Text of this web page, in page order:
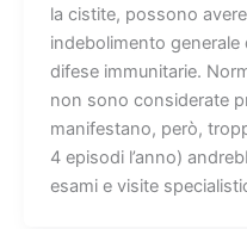
la cistite, possono
indebolimento generale
difese immunitarie.
non sono considerate
manifestano, però,
4 episodi l’anno)
esami e visite